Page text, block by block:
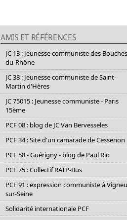
AMIS ET RÉFÉRENCES
JC 13 : Jeunesse communiste des
du-Rhône
JC 38 : Jeunesse communiste de Saint-
Martin d'Hères
JC 75015 : Jeunesse communiste - Paris
15ème
PCF 08 : blog de JC Van Bervesseles
PCF 34 : Site d'un camarade de Cessenon
PCF 58 - Guérigny - blog de Paul Rio
PCF 75 : Collectif RATP-Bus
PCF 91 : expression communiste à
sur-Seine
Solidarité internationale PCF